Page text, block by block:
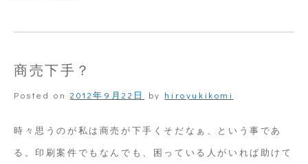
袋
期
商売下手？
Posted on 2012年9月22日 by hiroyukikomi
時々思うのが私は商売が下手くそだなぁ、という事であ
る。印刷案件でもなんでも、困っている人がいれば助けて